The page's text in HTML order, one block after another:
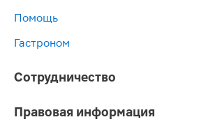
Помощь
Гастроном
Сотрудничество
Правовая информация